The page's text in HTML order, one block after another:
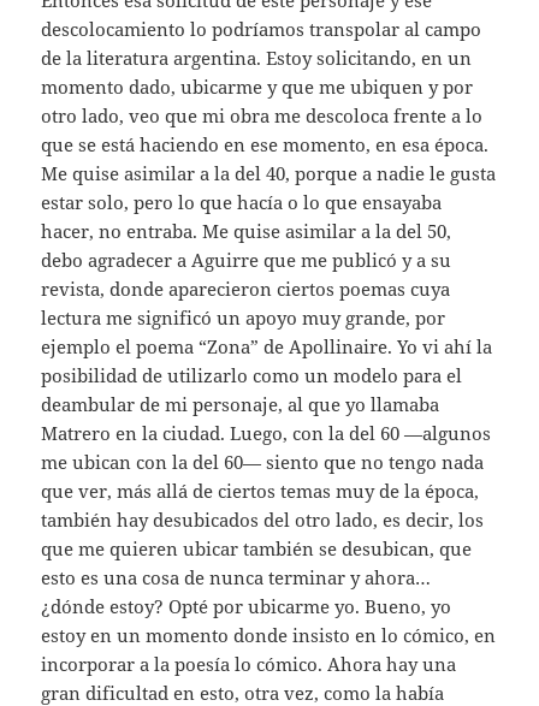
descolocamiento lo podríamos transpolar al campo
de la literatura argentina. Estoy solicitando, en un
momento dado, ubicarme y que me ubiquen y por
otro lado, veo que mi obra me descoloca frente a lo
que se está haciendo en ese momento, en esa época.
Me quise asimilar a la del 40, porque a nadie le gusta
estar solo, pero lo que hacía o lo que ensayaba
hacer, no entraba. Me quise asimilar a la del 50,
debo agradecer a Aguirre que me publicó y a su
revista, donde aparecieron ciertos poemas cuya
lectura me significó un apoyo muy grande, por
ejemplo el poema “Zona” de Apollinaire. Yo vi ahí la
posibilidad de utilizarlo como un modelo para el
deambular de mi personaje, al que yo llamaba
Matrero en la ciudad. Luego, con la del 60 —algunos
me ubican con la del 60— siento que no tengo nada
que ver, más allá de ciertos temas muy de la época,
también hay desubicados del otro lado, es decir, los
que me quieren ubicar también se desubican, que
esto es una cosa de nunca terminar y ahora…
¿dónde estoy? Opté por ubicarme yo. Bueno, yo
estoy en un momento donde insisto en lo cómico, en
incorporar a la poesía lo cómico. Ahora hay una
gran dificultad en esto, otra vez, como la había